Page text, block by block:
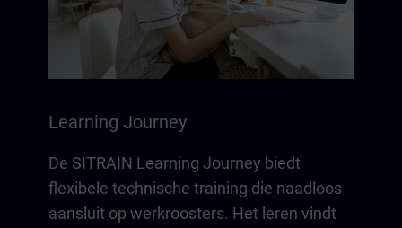
Learning Journey
De SITRAIN Learning Journey biedt
flexibele technische training die naadloos
aansluit op werkroosters. Het leren vindt